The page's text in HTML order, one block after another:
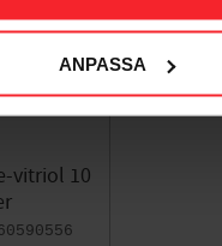
ANPASSA
vitriol 10